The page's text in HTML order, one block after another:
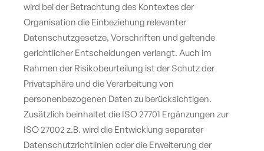
wird bei der Betrachtung des Kontextes der
Organisation die Einbeziehung relevanter
Datenschutzgesetze, Vorschriften und geltende
gerichtlicher Entscheidungen verlangt. Auch im
Rahmen der Risikobeurteilung ist der Schutz der
Privatsphäre und die Verarbeitung von
personenbezogenen Daten zu berücksichtigen.
Zusätzlich beinhaltet die ISO 27701 Ergänzungen zur
ISO 27002 z.B. wird die Entwicklung separater
Datenschutzrichtlinien oder die Erweiterung der